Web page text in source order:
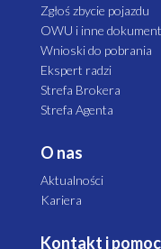
Zgłoś zbycie pojazdu
OWU i inne
Wnioski do pobrania
Ekspert radzi
Strefa Brokera
Strefa Agenta
O nas
Aktualności
Kariera
Kontakt i pomoc